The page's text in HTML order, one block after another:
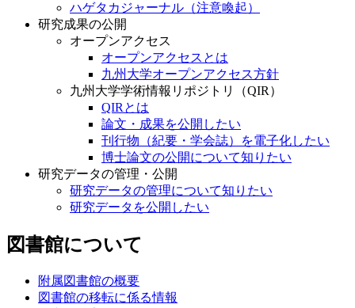
ハゲタカジャーナル（注意喚起）
研究成果の公開
オープンアクセス
オープンアクセスとは
九州大学オープンアクセス方針
九州大学学術情報リポジトリ（QIR）
QIRとは
論文・成果を公開したい
刊行物（紀要・学会誌）を電子化したい
博士論文の公開について知りたい
研究データの管理・公開
研究データの管理について知りたい
研究データを公開したい
図書館について
附属図書館の概要
図書館の移転に係る情報